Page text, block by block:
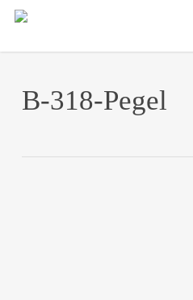
Skip
main
B-318-Pegel